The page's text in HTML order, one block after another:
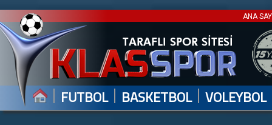
ANA
| FUTBOL | BASKETBOL | VOLEYBOL